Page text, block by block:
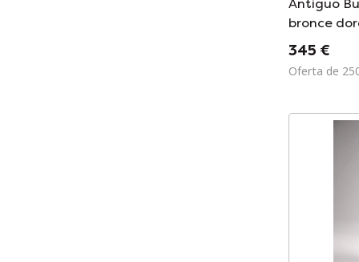
Antiguo
bronce
Mudra –
345 €
Oferta de